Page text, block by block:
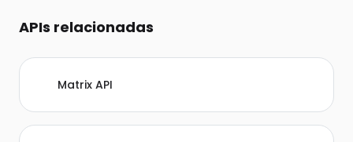
APIs relacionadas
Matrix API